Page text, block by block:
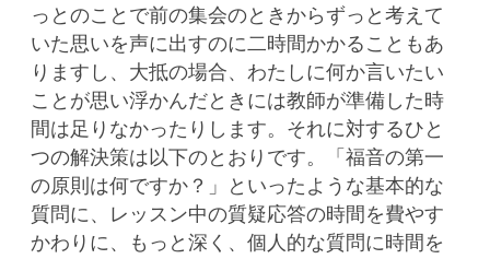
っとのことで前の集会のときからずっと考えて
いた思いを声に出すのに二時間かかることもあ
りますし、大抵の場合、わたしに何か言いたい
ことが思い浮かんだときには教師が準備した時
間は足りなかったりします。それに対するひと
つの解決策は以下のとおりです。「福音の第一
の原則は何ですか？」といったような基本的な
質問に、レッスン中の質疑応答の時間を費やす
かわりに、もっと深く、個人的な質問に時間を